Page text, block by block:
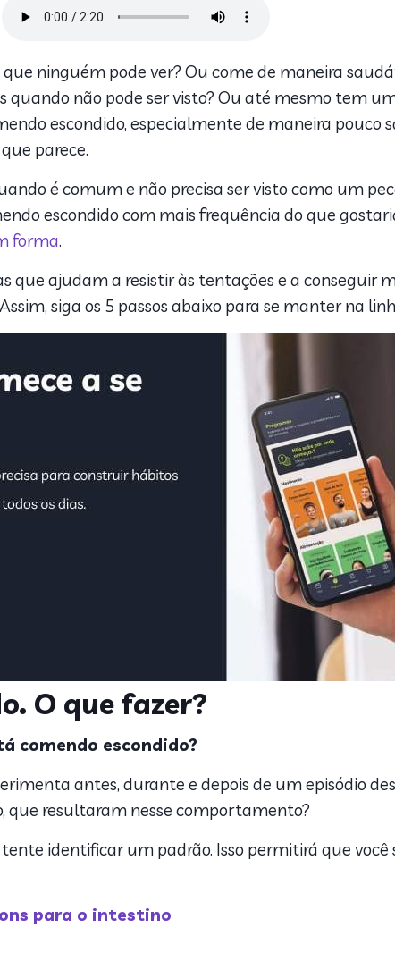
ninguém pode ver? Ou come de maneira
quando não pode ser visto? Ou até mesmo tem
escondido, especialmente de maneira pouco
parece.
é comum e não precisa ser visto como um
escondido com mais frequência do que
forma.
que ajudam a resistir às tentações e a conseguir
siga os 5 passos abaixo para se manter na
O que fazer?
comendo escondido?
antes, durante e depois de um episódio
que resultaram nesse comportamento?
identificar um padrão. Isso permitirá que você
para o intestino